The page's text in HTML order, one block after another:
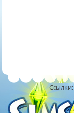
Ссылки: